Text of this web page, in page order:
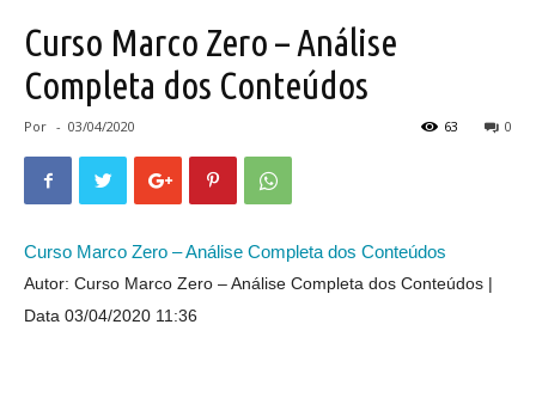
Curso Marco Zero – Análise
Completa dos Conteúdos
Por - 03/04/2020 0
63
Curso Marco Zero – Análise Completa dos Conteúdos
Autor: Curso Marco Zero – Análise Completa dos Conteúdos
Data 03/04/2020 11:36